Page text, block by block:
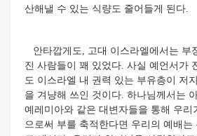
산해낼 수 있는 식량도 줄어들게 된다.
안타깝게도, 고대 이스라엘에서는 부
진 사람들이 꽤 있었다. 사실 예언서가
도 이스라엘 내 권력 있는 부유층이 저
을 겨냥해 쓰인 것이다. 하나님께서는
예레미아와 같은 대변자들을 통해 우리
으로써 부를 축적한다면 우리의 예배는